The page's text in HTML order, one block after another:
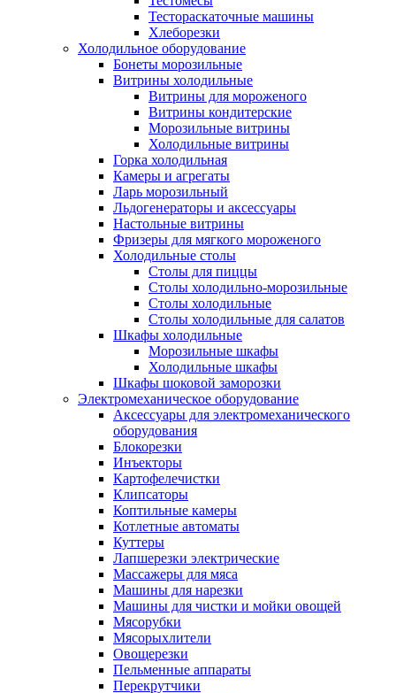
Тестораскаточные машины
Хлеборезки
Холодильное оборудование
Бонеты морозильные
Витрины холодильные
Витрины для мороженого
Витрины кондитерские
Морозильные витрины
Холодильные витрины
Горка холодильная
Камеры и агрегаты
Ларь морозильный
Льдогенераторы и аксессуары
Настольные витрины
Фризеры для мягкого мороженого
Холодильные столы
Столы для пиццы
Столы холодильно-морозильные
Столы холодильные
Столы холодильные для салатов
Шкафы холодильные
Mорозильные шкафы
Холодильные шкафы
Шкафы шоковой заморозки
Электромеханическое оборудование
Аксессуары для электромеханического
оборудования
Блокорезки
Инъекторы
Картофелечистки
Клипсаторы
Коптильные камеры
Котлетные автоматы
Куттеры
Лапшерезки электрические
Массажеры для мяса
Машины для нарезки
Машины для чистки и мойки овощей
Мясорубки
Мясорыхлители
Овощерезки
Пельменные аппараты
Перекрутчики